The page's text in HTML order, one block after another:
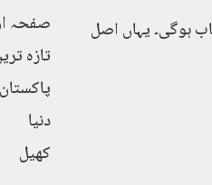
ہوگی۔ یہاں اصل
صفحہ
تازہ
پاکستان
دنیا
کھیل